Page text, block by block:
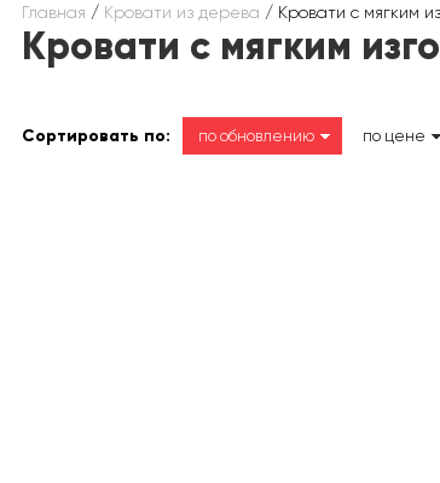
Главная / Кровати из дерева / Кровати с мягким
Кровати с мягким
Сортировать по: по обновлению по цене